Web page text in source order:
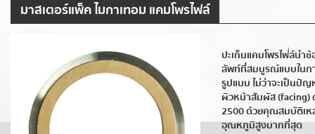
มาสเตอร์แพ็ค ไมกาเทอม แคมโพรไฟล์
ปะเก็นแคมโพรไฟล์นำ
ลัพท์ที่สมบูรณ์แบบในก
รูปแบบ ไม่ว่าจะเป็นปั
ผิวหน้าสัมผัส (facing)
2500 ด้วยคุณสมบัติเห
อุณหภูมิสูงมากที่สุด